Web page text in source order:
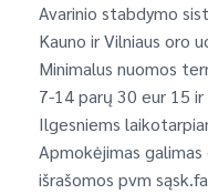
Avarinio stabdymo
Kauno ir Vilniaus oro
Minimalus nuomos
7-14 parų 30 eur 15
Ilgesniems
Apmokėjimas galimas
išrašomos pvm